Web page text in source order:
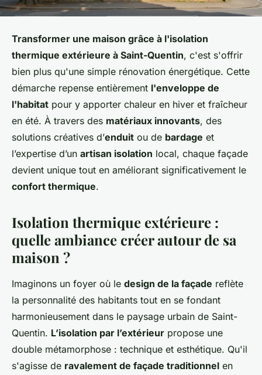
Transformer une maison grâce à l'isolation
thermique extérieure à Saint-Quentin, c'est s'offrir
bien plus qu'une simple rénovation énergétique. Cette
démarche repense entièrement l'enveloppe de
l'habitat pour y apporter chaleur en hiver et fraîcheur
en été. À travers des matériaux innovants, des
solutions créatives d’enduit ou de bardage et
l’expertise d’un artisan isolation local, chaque façade
devient unique tout en améliorant significativement le
confort thermique.
Isolation thermique extérieure :
quelle ambiance créer autour de sa
maison ?
Imaginons un foyer où le design de la façade reflète
la personnalité des habitants tout en se fondant
harmonieusement dans le paysage urbain de Saint-
Quentin. L’isolation par l’extérieur propose une
double métamorphose : technique et esthétique. Qu'il
s'agisse de ravalement de façade traditionnel en